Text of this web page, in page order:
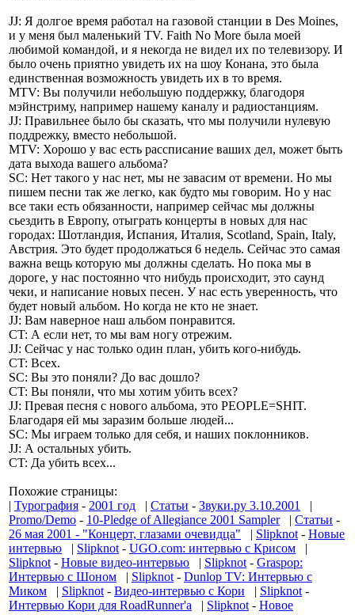
JJ: Я долгое время работал на газовой станции в Des Moines,
и у меня был маленький TV. Faith No More была моей
любимой командой, и я некогда не видел их по телевизору. И
было очень приятно увидеть их на шоу Конана, это была
единственная возможность увидеть их в то время.
MTV: Вы получили небольшую поддержку, благодоря
мэйнстриму, например нашему каналу и радиостанциям.
JJ: Правильнее было бы сказать, что мы получили нулевую
поддрежку, вместо небольшой.
MTV: Хорошо у вас есть рассписание ваших дел, может быть
дата выхода вашего альбома?
SC: Нет такого у нас нет, мы не завасим от времени. Но мы
пишем песни так же легко, как будто мы говорим. Но у нас
все таки есть обязанности, например сейчас мы должны
сьездить в Европу, отыграть концерты в новых для нас
городах: Шотландия, Испания, Италия, Scotland, Spain, Italy,
Австрия. Это будет продолжаться 6 недель. Сейчас это самая
важна вещь которую мы должны сделать. Но пока мы в
дороге, у нас постоянно что нибудь происходит, это саунд
чеки, и написание новых песен. У нас есть уверенность, что
будет новый альбом. Но когда не кто не знает.
JJ: Вам наверное наш альбом понравится.
СT: А если нет, то мы вам ногу отрежим.
JJ: Сейчас у нас только один план, убить кого-нибудь.
CT: Всех.
SC: Вы это поняли? До вас дошло?
CT: Вы поняли, что мы хотим убить всех?
JJ: Превая песня с нового альбома, это PEOPLE=SHIT.
Благодаря ей мы заразим больше людей...
SC: Мы играем только для себя, и наших поклонников.
JJ: А остальных убить.
СT: Да убить всех...
Похожие страницы:
| Турография - 2001 год | Статьи - Звуки.ру 3.10.2001
|
Promo/Demo - 10-Pledge of Allegiance 2001 Sampler| Статьи -
26 мая 2001 - "Концерт, глазами очевидца" | Slipknot - Новые
интервью | Slipknot - UGO.com: интервью с Крисом |
Slipknot - Новые видео-интервью | Slipknot - Graspop:
Интервью с Шоном | Slipknot - Dunlop TV: Интервью с
Миком | Slipknot - Видео-интервью с Кори | Slipknot -
Интервью Кори для RoadRunner'а | Slipknot - Новое